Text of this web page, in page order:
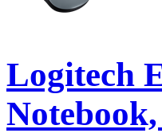
Logitech